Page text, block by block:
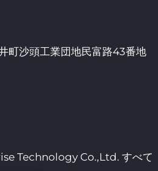
町沙頭工業団地民富路43番地
Technology Co.,Ltd. すべて